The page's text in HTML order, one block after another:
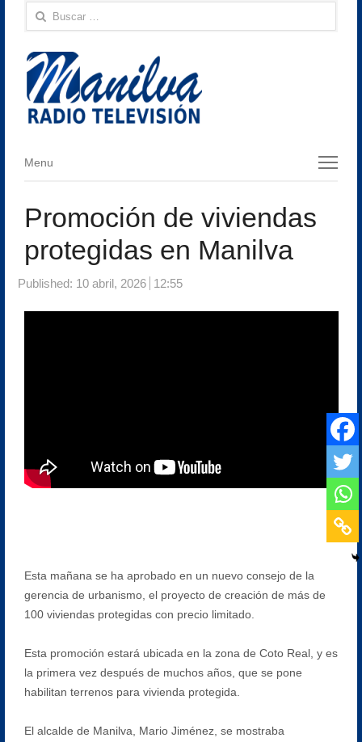
Buscar:
Menu
Menu
Promoción de viviendas
protegidas en Manilva
Published: 10 abril, 2026 12:55
Esta mañana se ha aprobado en un nuevo consejo de la
gerencia de urbanismo, el proyecto de creación de más de
100 viviendas protegidas con precio limitado.
Esta promoción estará ubicada en la zona de Coto Real, y es
la primera vez después de muchos años, que se pone
habilitan terrenos para vivienda protegida.
El alcalde de Manilva, Mario Jiménez, se mostraba